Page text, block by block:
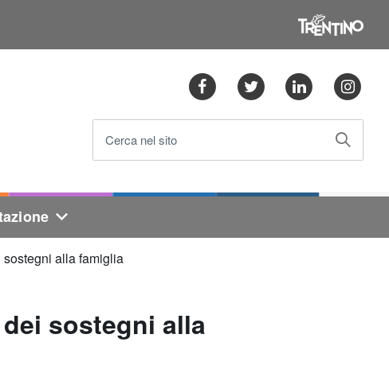
Facebook Twitter Linkedin
Cerca nel sito
alla famiglia
sostegni alla